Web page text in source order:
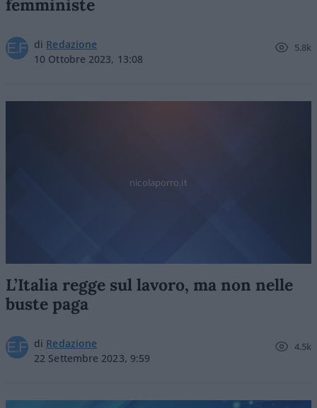
femministe
di Redazione
10 Ottobre 2023, 13:08
5.8k
nicolaporro.it
L’Italia regge sul lavoro, ma non nelle
buste paga
di Redazione
22 Settembre 2023, 9:59
4.5k